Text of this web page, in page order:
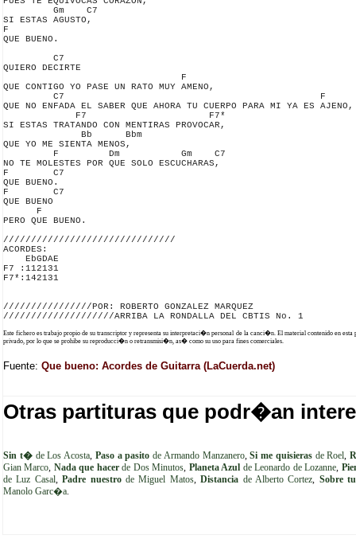
         Gm    C7
SI ESTAS AGUSTO,
F
QUE BUENO.
         C7
QUIERO DECIRTE
                                F
QUE CONTIGO YO PASE UN RATO MUY AMENO,
         C7                                              F
QUE NO ENFADA EL SABER QUE AHORA TU CUERPO PARA MI YA ES AJENO,
             F7                      F7*
SI ESTAS TRATANDO CON MENTIRAS PROVOCAR,
              Bb      Bbm
QUE YO ME SIENTA MENOS,
         F         Dm           Gm    C7
NO TE MOLESTES POR QUE SOLO ESCUCHARAS,
F        C7
QUE BUENO.
F        C7
QUE BUENO
      F
PERO QUE BUENO.
///////////////////////////////
ACORDES:
    EbGDAE
F7 :112131
F7*:142131
////////////////POR: ROBERTO GONZALEZ MARQUEZ
Este fichero es trabajo propio de su transcriptor y representa su interpretaci�n personal de la canci�n. El material contenido en esta
privado, por lo que se prohibe su reproducci�n o retransmisi�n, as� como su uso para fines comerciales.
Fuente: Que bueno: Acordes de Guitarra (LaCuerda.net)
Otras partituras que podr�an
Sin t�de Los Acosta, Paso a pasito de Armando Manzanero,Si me quisierasde Roel,
Gian Marco, Nada que hacer de Dos Minutos, Planeta Azul de Leonardo de Lozanne,
de Luz Casal,Padre nuestrode Miguel Matos,Distancia de Alberto Cortez, Sobre
Manolo Garc�a.